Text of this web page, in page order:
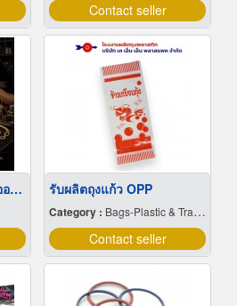
Contact seller
ร้านซ่อมเครื่องประดับมืออาชีพ กรุงเทพ รับผลิตถุงแก้ว OPP
Category : Bags-Plastic & Transparent
Contact seller